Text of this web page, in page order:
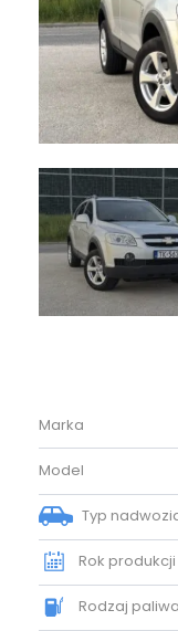
Marka
Model
Typ
Rok produkcji
Rodzaj paliwa